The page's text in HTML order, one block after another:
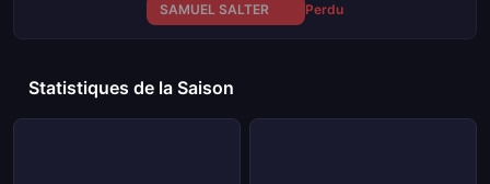
SAMUEL SALTER Perdu
Statistiques de la Saison